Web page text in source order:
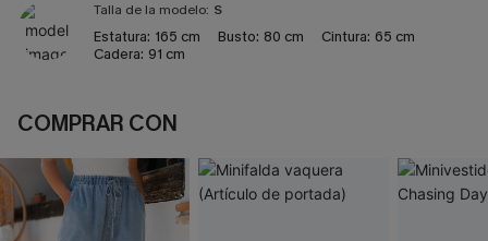
Talla de la modelo: S
Estatura: 165 cm Busto: 80 cm Cintura: 65 cm
Cadera: 91 cm
COMPRAR CON